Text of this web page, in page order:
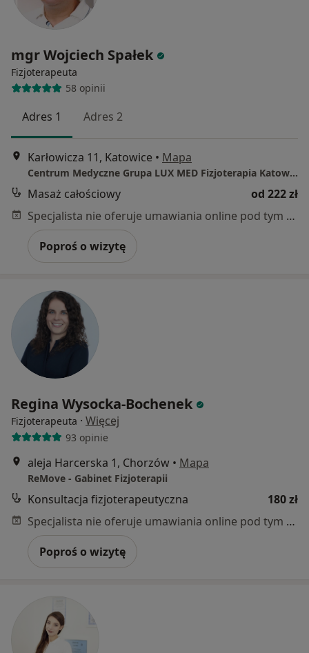
mgr Wojciech Spałek
Fizjoterapeuta
58 opinii
Adres 1 Adres 2
Karłowicza 11, Katowice • Mapa
Centrum Medyczne Grupa LUX MED Fizjoterapia Katowice - Karłowicza 11
Masaż całościowy
od 222 zł
Specjalista nie oferuje umawiania online pod tym adresem.
Poproś o wizytę
Regina Wysocka-Bochenek
Fizjoterapeuta · Więcej
93 opinie
aleja Harcerska 1, Chorzów • Mapa
ReMove - Gabinet Fizjoterapii
Konsultacja fizjoterapeutyczna
180 zł
Specjalista nie oferuje umawiania online pod tym adresem.
Poproś o wizytę